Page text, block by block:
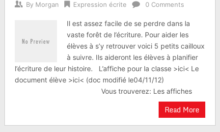
By Morgan Expression écrite 0 Comments
Il est assez facile de se perdre dans la
vaste forêt de l’écriture. Pour aider les
élèves à s’y retrouver voici 5 petits cailloux
à suivre. Ils aideront les élèves à planifier
l’écriture de leur histoire. L’affiche pour la classe >ici< Le
document élève >ici< (doc modifié le04/11/12)
Vous trouverez: Les affiches
Read More